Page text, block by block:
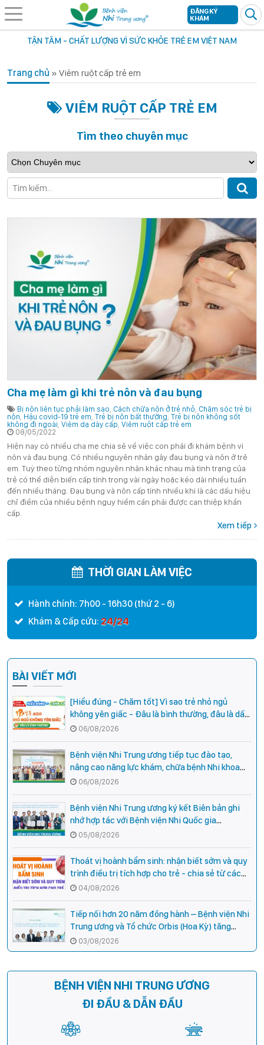
TẬN TÂM - CHẤT LƯỢNG VÌ SỨC KHỎE TRẺ EM VIỆT NAM
ĐĂNG KÝ
KHÁM
Trang chủ » Viêm ruột cấp trẻ em
VIÊM RUỘT CẤP TRẺ EM
Tìm theo chuyên mục
Cha mẹ làm gì khi trẻ nôn và đau bụng
Bị nôn liên tục phải làm sao Cách chữa nôn ở trẻ nhỏ Chăm sóc trẻ bị
nôn Hậu covid-19 trẻ em Trẻ bị nôn bất thường Trẻ bị nôn không sốt
không đi ngoài Viêm dạ dày cấp Viêm ruột cấp trẻ em
08/05/2022
Hiện nay có nhiều cha mẹ chia sẻ về việc con phải đi khám bệnh vì
nôn và đau bụng. Có nhiều nguyên nhân gây đau bụng và nôn ở trẻ
em. Tuỳ theo từng nhóm nguyên nhân khác nhau mà tình trạng của
trẻ có thể diễn biến cấp tính trong vài ngày hoặc kéo dài nhiều tuần
đến nhiều tháng. Đau bụng và nôn cấp tính nhiều khi là các dấu hiệu
chỉ điểm của nhiều bệnh nguy hiểm cần phải được can thiệp khẩn
cấp.
Xem tiếp
THỜI GIAN LÀM VIỆC
Hành chính: 7h00 - 16h30 (thứ 2 - 6)
Khám & Cấp cứu: 24/24
BÀI VIẾT MỚI
[Hiểu đúng - Chăm tốt] Vì sao trẻ nhỏ ngủ
không yên giấc - Đâu là bình thường, đâu là dấu
hiệu cần đi khám ngay?
06/08/2026
Bệnh viện Nhi Trung ương tiếp tục đào tạo,
nâng cao năng lực khám, chữa bệnh Nhi khoa
cho cán bộ y tế tại các tỉnh miền núi phía Bắc
06/08/2026
Bệnh viện Nhi Trung ương ký kết Biên bản ghi
nhớ hợp tác với Bệnh viện Nhi Quốc gia
Campuchia
05/08/2026
Thoát vị hoành bẩm sinh: nhận biết sớm và quy
trình điều trị tích hợp cho trẻ - chia sẻ từ các
chuyên gia hàng đầu của Bệnh Viện Nhi Trung
04/08/2026
Tiếp nối hơn 20 năm đồng hành – Bệnh viện Nhi
Trung ương và Tổ chức Orbis (Hoa Kỳ) tăng
cường hợp tác, mở rộng cơ hội bảo vệ thị lực
cho trẻ em Việt Nam
03/08/2026
BỆNH VIỆN NHI TRUNG ƯƠNG
ĐI ĐẦU & DẪN ĐẦU